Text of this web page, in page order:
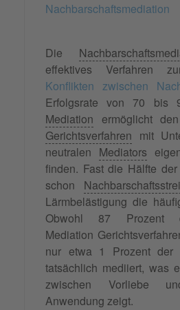
Nachbarschaftsmediation
Die
effektives Verfahren
Konflikten zwischen
Erfolgsrate von 70 bis
Mediation ermöglicht den
Gerichtsverfahren mit
neutralen Mediators
finden. Fast die Hälfte
schon
Lärmbelästigung die
Obwohl 87 Prozent
Mediation
nur etwa 1 Prozent der
tatsächlich mediiert, was
zwischen Vorliebe
Anwendung zeigt.